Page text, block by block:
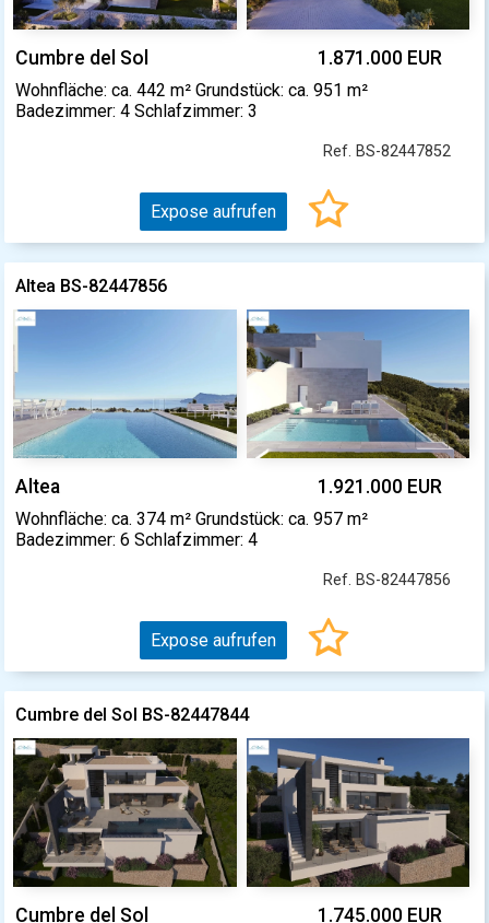
Cumbre del Sol 1.871.000 EUR
Wohnfläche: ca. 442 m² Grundstück: ca. 951 m²
Badezimmer: 4 Schlafzimmer: 3
Ref. BS-82447852
Expose aufrufen
Altea BS-82447856
Altea 1.921.000 EUR
Wohnfläche: ca. 374 m² Grundstück: ca. 957 m²
Badezimmer: 6 Schlafzimmer: 4
Ref. BS-82447856
Expose aufrufen
Cumbre del Sol BS-82447844
Cumbre del Sol 1.745.000 EUR